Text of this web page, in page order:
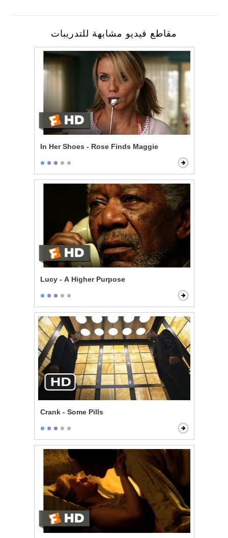
مقاطع فيديو مشابهة للتدريبات
In Her Shoes - Rose Finds Maggie
Lucy - A Higher Purpose
Crank - Some Pills